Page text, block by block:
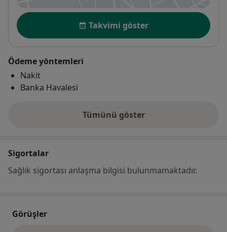
Uygunluk
Takvimi göster
Ödeme yöntemleri
Nakit
Banka Havalesi
Tümünü göster
adres hakkında
Sigortalar
Sağlık sigortası anlaşma bilgisi bulunmamaktadır.
Görüşler